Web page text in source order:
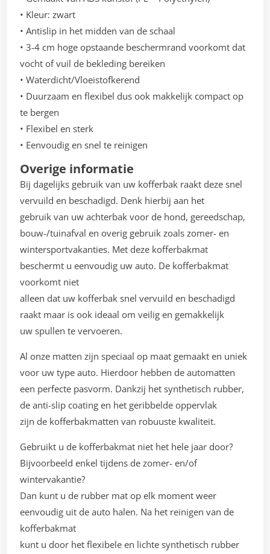
• Kleur: zwart
• Antislip in het midden van de schaal
• 3-4 cm hoge opstaande beschermrand voorkomt dat
vocht of vuil de bekleding bereiken
• Waterdicht/Vloeistofkerend
• Duurzaam en flexibel dus ook makkelijk compact op
te bergen
• Flexibel en sterk
• Eenvoudig en snel te reinigen
Overige informatie
Bij dagelijks gebruik van uw kofferbak raakt deze snel
vervuild en beschadigd. Denk hierbij aan het
gebruik van uw achterbak voor de hond, gereedschap,
bouw-/tuinafval en overig gebruik zoals zomer- en
wintersportvakanties. Met deze kofferbakmat
beschermt u eenvoudig uw auto. De kofferbakmat
voorkomt niet
alleen dat uw kofferbak snel vervuild en beschadigd
raakt maar is ook ideaal om veilig en gemakkelijk
uw spullen te vervoeren.
Al onze matten zijn speciaal op maat gemaakt en uniek
voor uw type auto. Hierdoor hebben de automatten
een perfecte pasvorm. Dankzij het synthetisch rubber,
de anti-slip coating en het geribbelde oppervlak
zijn de kofferbakmatten van robuuste kwaliteit.
Gebruikt u de kofferbakmat niet het hele jaar door?
Bijvoorbeeld enkel tijdens de zomer- en/of
wintervakantie?
Dan kunt u de rubber mat op elk moment weer
eenvoudig uit de auto halen. Na het reinigen van de
kofferbakmat
kunt u door het flexibele en lichte synthetisch rubber